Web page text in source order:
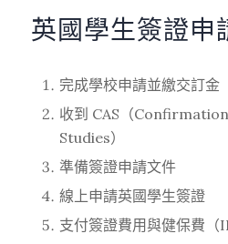
英國學生簽證申
完成學校申請並繳交訂金
收到 CAS（
Studies）
準備簽證申請文件
線上申請英國學生簽證
支付簽證費用與健保費（